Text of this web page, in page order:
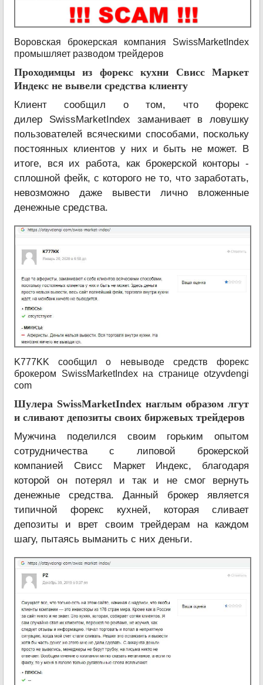
Воровская брокерская компания SwissMarketIndex
промышляет разводом трейдеров
Проходимцы из форекс кухни Свисс Маркет
Индекс не вывели средства клиенту
Клиент сообщил о том, что форекс
дилер SwissMarketIndex заманивает в ловушку
пользователей всяческими способами, поскольку
постоянных клиентов у них и быть не может. В
итоге, вся их работа, как брокерской конторы -
сплошной фейк, с которого не то, что заработать,
невозможно даже вывести лично вложенные
денежные средства.
K777KK сообщил о невыводе средств форекс
брокером SwissMarketIndex на странице otzyvdengi
com
Шулера SwissMarketIndex наглым образом лгут
и сливают депозиты своих биржевых трейдеров
Мужчина поделился своим горьким опытом
сотрудничества с липовой брокерской
компанией Свисс Маркет Индекс, благодаря
которой он потерял и так и не смог вернуть
денежные средства. Данный брокер является
типичной форекс кухней, которая сливает
депозиты и врет своим трейдерам на каждом
шагу, пытаясь выманить с них деньги.